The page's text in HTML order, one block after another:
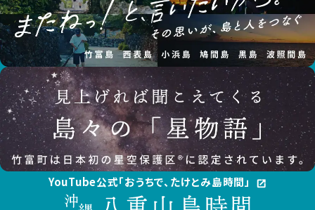
YouTube公式「おうちで、たけとみ島時間」 open_in_new